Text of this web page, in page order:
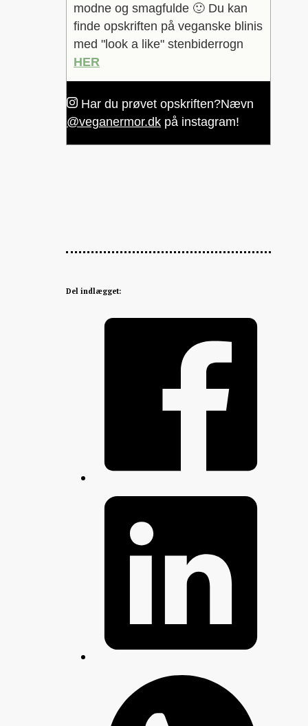
modne og smagfulde 🙂 Du kan
finde opskriften på veganske blinis
med "look a like" stenbiderrogn
HER
Har du prøvet opskriften?Nævn
@veganermor.dk på instagram!
Del indlægget: